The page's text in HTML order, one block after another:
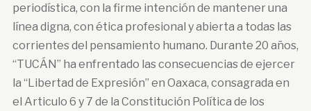
periodística, con la firme intención de mantener una
línea digna, con ética profesional y abierta a todas las
corrientes del pensamiento humano. Durante 20 años,
“TUCÁN” ha enfrentado las consecuencias de ejercer
la “Libertad de Expresión” en Oaxaca, consagrada en
el Articulo 6 y 7 de la Constitución Política de los